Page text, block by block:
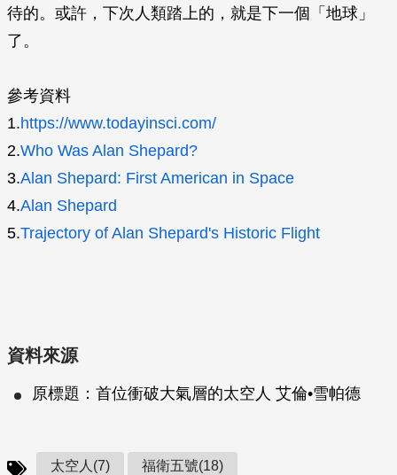
待的。或許，下次人類踏上的，就是下一個「地球」
了。
參考資料
1.https://www.todayinsci.com/
2.Who Was Alan Shepard?
3.Alan Shepard: First American in Space
4.Alan Shepard
5.Trajectory of Alan Shepard's Historic Flight
資料來源
原標題：首位衝破大氣層的太空人 艾倫•雪帕德
太空人(7) 福衛五號(18)